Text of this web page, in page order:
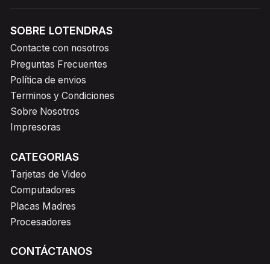
SOBRE LOTENDRAS
Contacte con nosotros
Preguntas Frecuentes
Política de envios
Terminos y Condiciones
Sobre Nosotros
Impresoras
CATEGORIAS
Tarjetas de Video
Computadores
Placas Madres
Procesadores
CONTÁCTANOS